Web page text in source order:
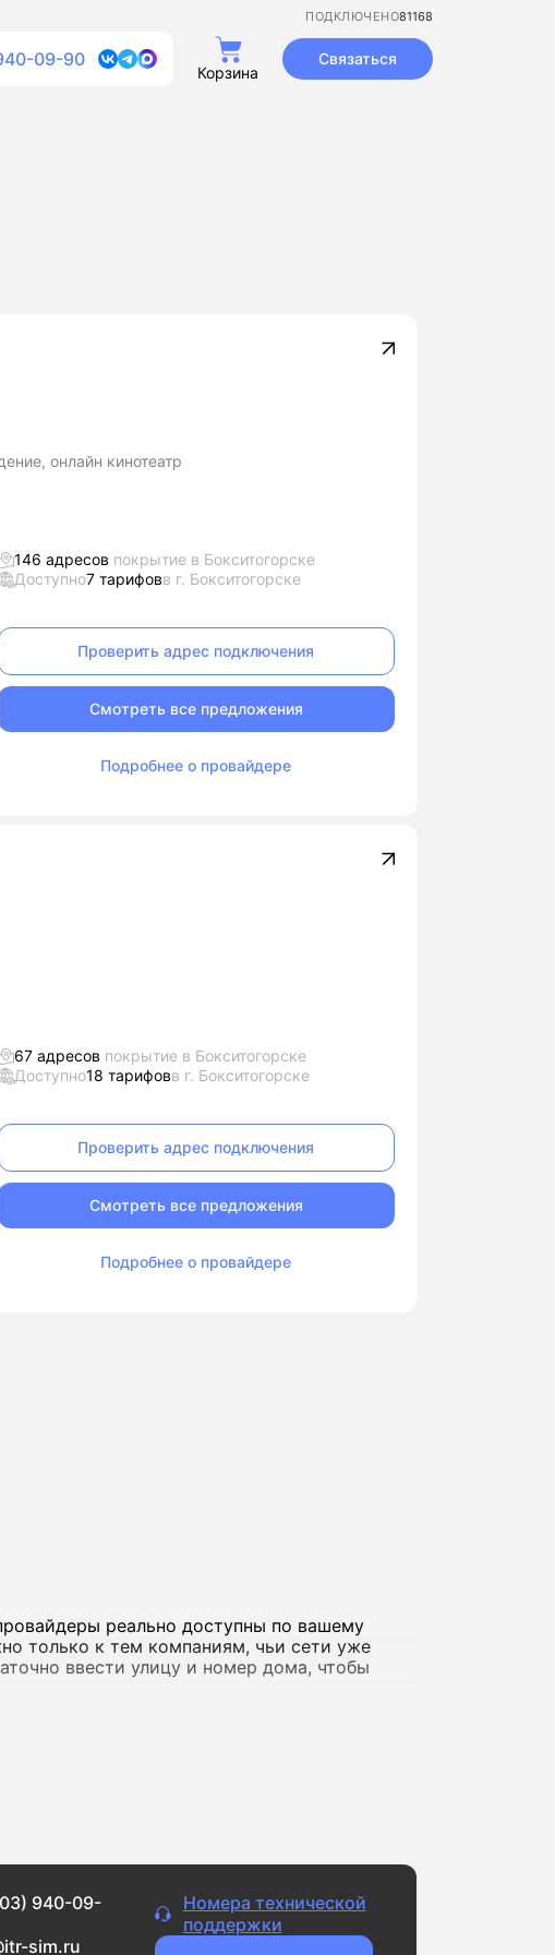
81168
ПОДКЛЮЧЕНО
09-90
Корзина
Связаться
онлайн кинотеатр
146 адресов покрытие в Бокситогорске
Доступно7 тарифовв г. Бокситогорске
Проверить адрес подключения
Смотреть все предложения
Подробнее о провайдере
67 адресов покрытие в Бокситогорске
Доступно18 тарифовв г. Бокситогорске
Проверить адрес подключения
Смотреть все предложения
Подробнее о провайдере
реально доступны по вашему
только к тем компаниям, чьи сети уже
ввести улицу и номер дома, чтобы
так и локальные сети.
интернет регулярно «падает» или сильно
940-09-
sim.ru
Номера технической
поддержки